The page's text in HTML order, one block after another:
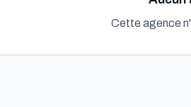
Cette agence